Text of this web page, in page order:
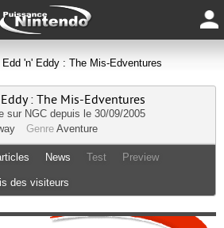
Edd 'n' Eddy : The Mis-Edventures
Eddy : The Mis-Edventures
sur NGC depuis le 30/09/2005
Genre Aventure
News Test Preview
des visiteurs